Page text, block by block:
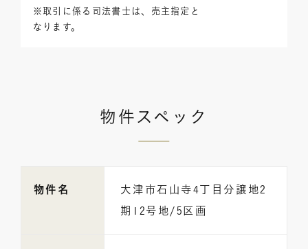
※取引に係る司法書士は、売主指定と
なります。
物件スペック
物件名
大津市石山寺4丁目分譲地2
期12号地/5区画